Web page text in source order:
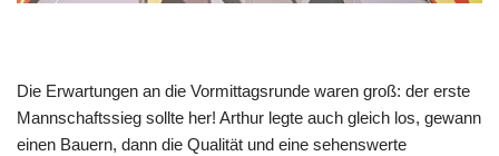
Die Erwartungen an die Vormittagsrunde waren groß: der erste
Mannschaftssieg sollte her! Arthur legte auch gleich los, gewann
einen Bauern, dann die Qualität und eine sehenswerte